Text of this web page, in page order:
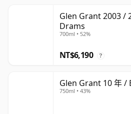
Glen Grant 2003 /
Drams
700ml • 52%
NT$6,190 ?
Glen Grant 10 年 /
750ml • 43%